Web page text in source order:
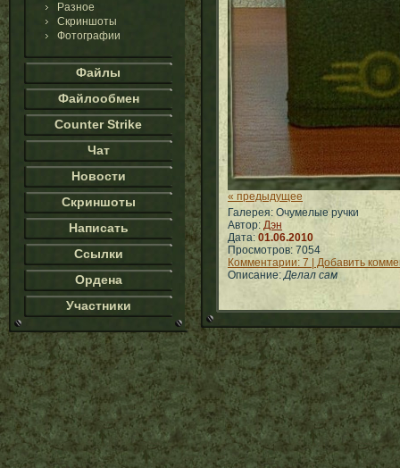
Разное
Скриншоты
Фотографии
Файлы
Файлообмен
Counter Strike
Чат
Новости
Скриншоты
Написать
Ссылки
Ордена
Участники
« предыдущее
Галерея: Очумелые ручки
Автор: Дэн
Дата: 01.06.2010
Просмотров: 7054
Комментарии: 7 | Добавить
Описание:Делал сам